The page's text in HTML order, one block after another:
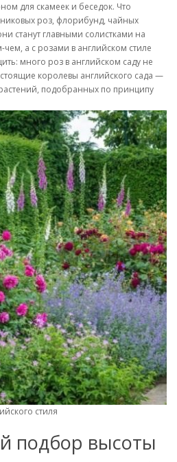
для скамеек и беседок. Что
роз, флорибунд, чайных
станут главными солистками на
чем, а с розами в английском стиле
много роз в английском саду не
королевы английского сада —
подобранных по принципу
стиля
подбор высоты